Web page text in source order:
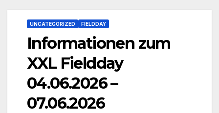
UNCATEGORIZED FIELDDAY
Informationen zum
XXL Fieldday
04.06.2026 –
07.06.2026